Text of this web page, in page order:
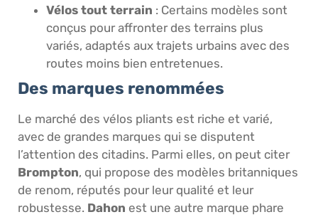
Vélos tout terrain : Certains modèles sont
conçus pour affronter des terrains plus
variés, adaptés aux trajets urbains avec des
routes moins bien entretenues.
Des marques renommées
Le marché des vélos pliants est riche et varié,
avec de grandes marques qui se disputent
l’attention des citadins. Parmi elles, on peut citer
Brompton, qui propose des modèles britanniques
de renom, réputés pour leur qualité et leur
robustesse. Dahon est une autre marque phare